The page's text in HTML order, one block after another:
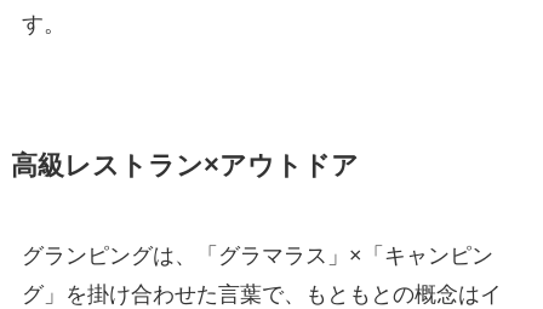
す。
高級レストラン×アウトドア
グランピングは、「グラマラス」×「キャンピン
グ」を掛け合わせた言葉で、もともとの概念はイ